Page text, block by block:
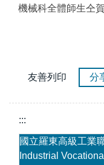
機械科全體師生仝賀
友善列印 分
:::
國立羅東高級工業
Industrial